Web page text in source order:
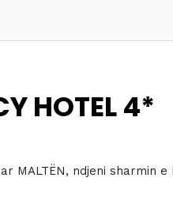
HOTEL 4*
MALTËN, ndjeni sharmin e